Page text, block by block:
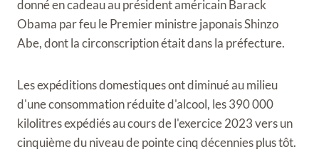
donné en cadeau au président américain Barack
Obama par feu le Premier ministre japonais Shinzo
Abe, dont la circonscription était dans la préfecture.
Les expéditions domestiques ont diminué au milieu
d'une consommation réduite d'alcool, les 390 000
kilolitres expédiés au cours de l'exercice 2023 vers un
cinquième du niveau de pointe cinq décennies plus tôt.